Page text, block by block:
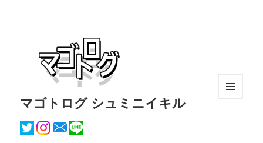
マゴトログ シュミニイキル